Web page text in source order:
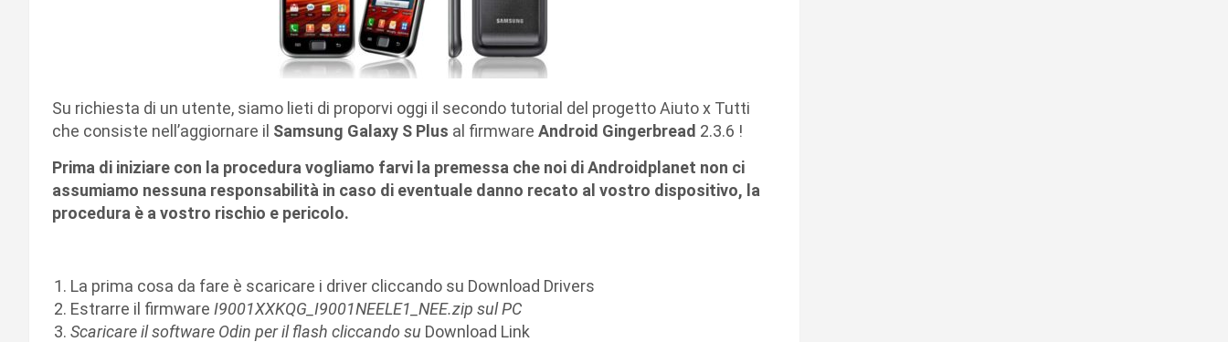
Su richiesta di un utente, siamo lieti di proporvi oggi il secondo tutorial del progetto Aiuto x Tutti
che consiste nell’aggiornare il Samsung Galaxy S Plus al firmware Android Gingerbread 2.3.6 !
Prima di iniziare con la procedura vogliamo farvi la premessa che noi di Androidplanet non ci
assumiamo nessuna responsabilità in caso di eventuale danno recato al vostro dispositivo, la
procedura è a vostro rischio e pericolo.
La prima cosa da fare è scaricare i driver cliccando su Download Drivers
Estrarre il firmware I9001XXKQG_I9001NEELE1_NEE.zip sul PC
Scaricare il software Odin per il flash cliccando su Download Link